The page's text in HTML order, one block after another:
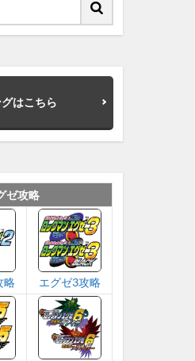
はこちら
ゼ攻略
略 エグゼ3攻略